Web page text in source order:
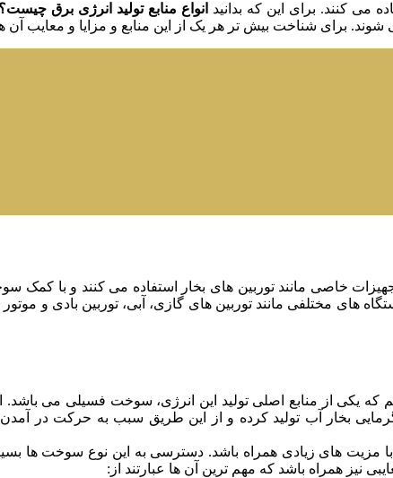
می کنند. برای این که بدانید انواع منابع تولید انرژی برق چیست؟
برای شناخت بیش تر هر یک از این منابع و مزایا و معایب آن
تجهیزات خاصی مانند توربین های بخار استفاده می کنند و با
های مختلفی مانند توربین های گازی، آبی، توربین بادی و
که یکی از منابع اصلی تولید این انرژی، سوخت فسیلی می
بخار آب تولید کرده و از این طریق سبب به حرکت در
با مزیت های زیادی همراه باشد. دسترسی به این نوع سوخت ها
نیز همراه باشد که مهم ترین آن ها عبارتند از: